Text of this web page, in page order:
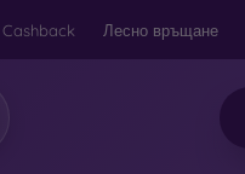
Cashback Лесно връщане